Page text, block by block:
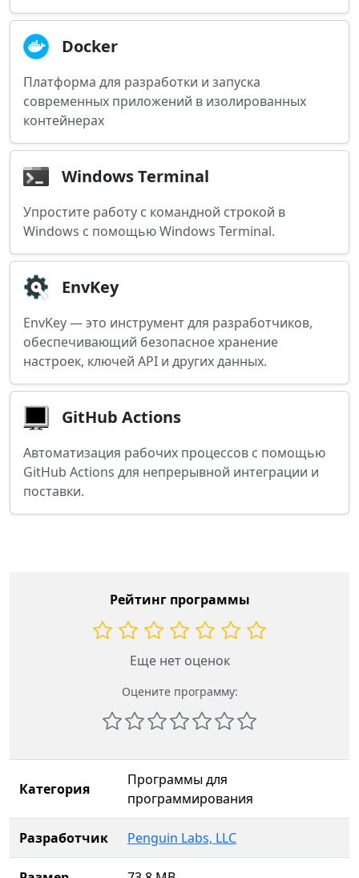
Docker
Платформа для разработки и запуска
современных приложений в изолированных
контейнерах
Windows Terminal
Упростите работу с командной строкой в
Windows с помощью Windows Terminal.
EnvKey
EnvKey — это инструмент для разработчиков,
обеспечивающий безопасное хранение
настроек, ключей API и других данных.
GitHub Actions
Автоматизация рабочих процессов с помощью
GitHub Actions для непрерывной интеграции и
поставки.
Рейтинг программы
Еще нет оценок
Оцените программу:
Категория
Программы для
программирования
Разработчик Penguin Labs, LLC